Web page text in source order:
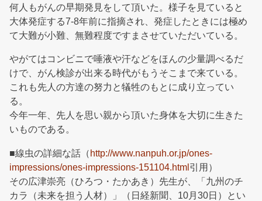
何人もがんの早期発見をして頂いた。様子を見ていると
大体発症する7-8年前に指摘され、発症したときには極め
て大難が小難、無難程度ですまさせていただいている。
やがてはコンビニで唾液や汗などをほんの少量調べるだ
けで、がん検診が出来る時代がもうそこまで来ている。
これも先人の方達の努力と犠牲のもとに成り立ってい
る。
今年一年、先人を思い親から頂いた身体を大切に生きた
いものである。
■線虫の詳細な話（http://www.nanpuh.or.jp/ones-
impressions/ones-impressions-151104.html引用）
その広津崇亮（ひろつ・たかあき）先生が、「九州のチ
カラ（未来を担う人材）」（日経新聞、10月30日）とい